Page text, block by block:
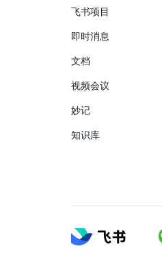
飞书项目
即时消息
文档
视频会议
妙记
知识库